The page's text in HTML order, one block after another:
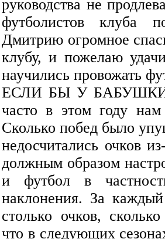
руководства не
футболистов клуба
Дмитрию огромное
клубу, и пожелаю
научились провожать
ЕСЛИ БЫ У БАБУШКИ
часто в этом году
Сколько побед было
недосчитались очков
должным образом
и футбол в
наклонения. За
столько очков,
что в следующих